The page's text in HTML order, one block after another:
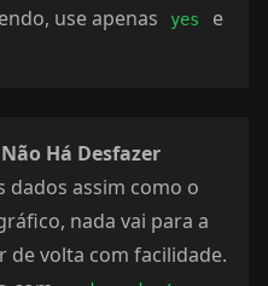
use apenas
yes e
Há Desfazer
dados assim como o
nada vai para a
de volta com facilidade.